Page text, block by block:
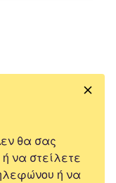
θα σας
να στείλετε
ή να